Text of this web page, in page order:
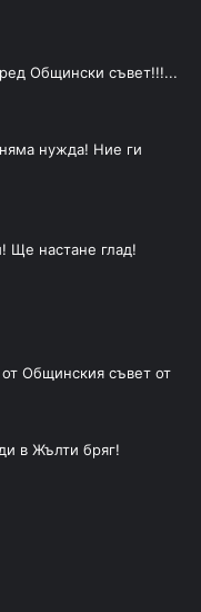
Общински съвет!!!...
нужда! Ние ги
Ще настане глад!
Общинския съвет от
в Жълти бряг!